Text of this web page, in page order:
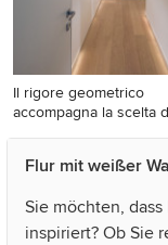
Il rigore geometrico
accompagna la scelta
Mittelgroßer
mit weißer
Flur mit weißer
Sie möchten,
inspiriert? Ob Sie